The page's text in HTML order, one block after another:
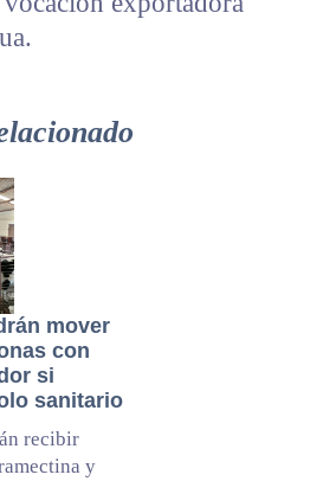
mover
con
si
sanitario
recibir
y